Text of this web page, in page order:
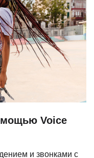
Voice
и звонками с